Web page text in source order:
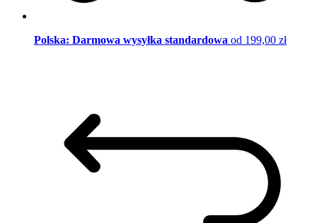
Polska: Darmowa wysyłka standardowa od 199,00 zł